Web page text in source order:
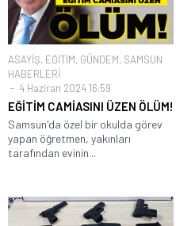
ASAYİŞ, EĞİTİM, GÜNDEM, SAMSUN
HABERLERİ
4 Haziran 2024 16:59
EĞİTİM CAMİASINI ÜZEN ÖLÜM!
Samsun'da özel bir okulda görev
yapan öğretmen, yakınları
tarafından evinin...